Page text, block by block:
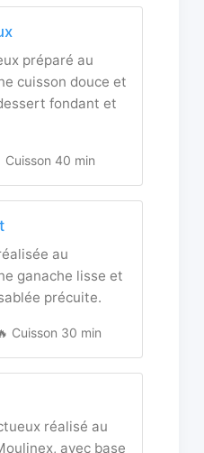
préparé au
cuisson douce et
fondant et
Cuisson 40 min
au
ganache lisse et
précuite.
Cuisson 30 min
réalisé au
avec base